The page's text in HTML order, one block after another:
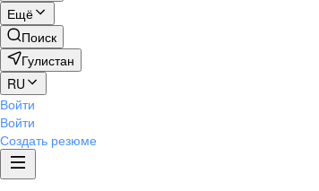
Ещё
Поиск
Гулистан
RU
Войти
Войти
Создать резюме